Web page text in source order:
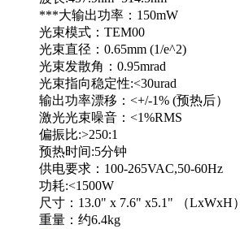
***大输出功率：150mW
光束模式：TEM00
光束直径：0.65mm (1/e^2)
光束发散角：0.95mrad
光束指向稳定性:<30urad
输出功率漂移：<+/-1% (预热后）
激光光束噪音：<1%RMS
偏振比:>250:1
预热时间:5分钟
供电要求：100-265VAC,50-60Hz
功耗:<1500W
尺寸：13.0" x 7.6" x5.1" （LxWxH）
重量：约6.4kg